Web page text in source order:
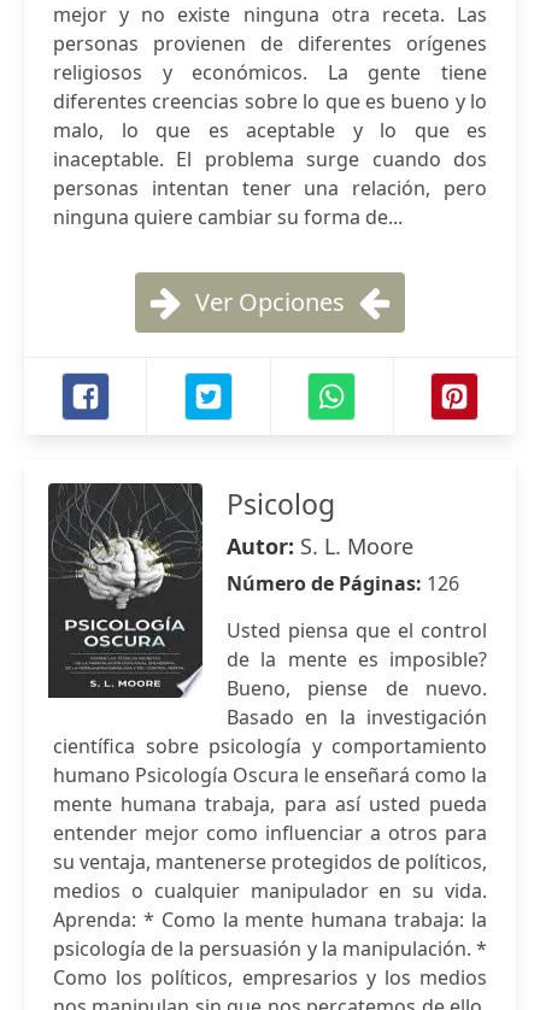
mejor y no existe ninguna otra receta. Las
personas provienen de diferentes orígenes
religiosos y económicos. La gente tiene
diferentes creencias sobre lo que es bueno y lo
malo, lo que es aceptable y lo que es
inaceptable. El problema surge cuando dos
personas intentan tener una relación, pero
ninguna quiere cambiar su forma de...
Ver Opciones
Psicolog
Autor: S. L. Moore
Número de Páginas: 126
Usted piensa que el control
de la mente es imposible?
Bueno, piense de nuevo.
Basado en la investigación
científica sobre psicología y comportamiento
humano Psicología Oscura le enseñará como la
mente humana trabaja, para así usted pueda
entender mejor como influenciar a otros para
su ventaja, mantenerse protegidos de políticos,
medios o cualquier manipulador en su vida.
Aprenda: * Como la mente humana trabaja: la
psicología de la persuasión y la manipulación. *
Como los políticos, empresarios y los medios